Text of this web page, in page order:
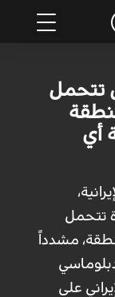
تتحمل
أي
تتحمل
مشدداً
على